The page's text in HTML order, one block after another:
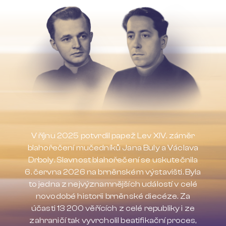
V říjnu 2025 potvrdil papež Lev XIV. záměr
blahořečení mučedníků Jana Buly a Václava
Drboly. Slavnost blahořečení se uskutečnila
6. června 2026 na brněnském výstavišti. Byla
to jedna z nejvýznamnějších událostí v celé
novodobé historii brněnské diecéze. Za
účasti 13 200 věřících z celé republiky i ze
zahraničí tak vyvrcholil beatifikační proces,